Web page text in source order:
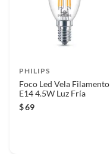
PHILIPS
Foco Led Vela Filamento
E14 4.5W Luz Fría
$69